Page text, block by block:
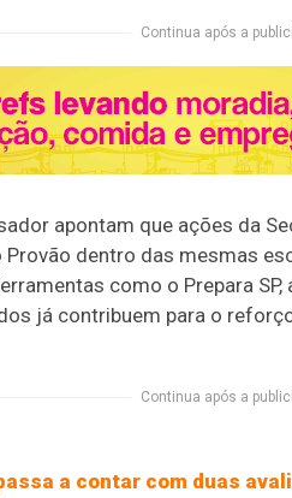
Continua após a
apontam que ações da
Provão dentro das mesmas
como o Prepara
já contribuem para o
Continua após a
a contar com duas